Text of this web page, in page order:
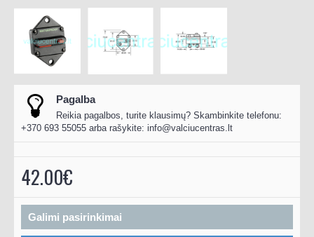
Pagalba
Reikia pagalbos, turite klausimų? Skambinkite telefonu:
+370 693 55055 arba rašykite: info@valciucentras.lt
42.00€
Galimi pasirinkimai